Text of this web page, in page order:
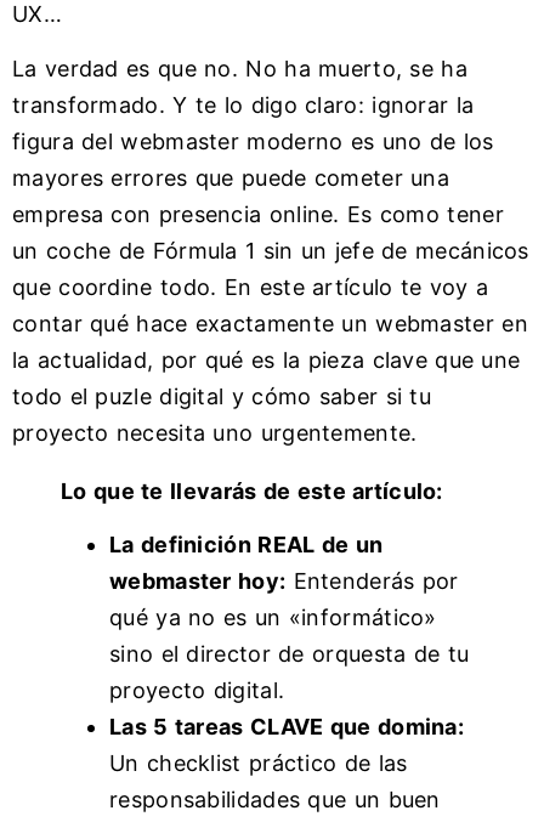
UX…
La verdad es que no. No ha muerto, se ha
transformado. Y te lo digo claro: ignorar la
figura del webmaster moderno es uno de los
mayores errores que puede cometer una
empresa con presencia online. Es como tener
un coche de Fórmula 1 sin un jefe de mecánicos
que coordine todo. En este artículo te voy a
contar qué hace exactamente un webmaster en
la actualidad, por qué es la pieza clave que une
todo el puzle digital y cómo saber si tu
proyecto necesita uno urgentemente.
Lo que te llevarás de este artículo:
La definición REAL de un
webmaster hoy: Entenderás por
qué ya no es un «informático»
sino el director de orquesta de tu
proyecto digital.
Las 5 tareas CLAVE que domina:
Un checklist práctico de las
responsabilidades que un buen